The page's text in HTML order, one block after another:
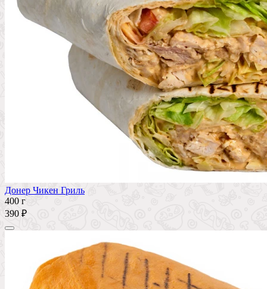
Донер Чикен Гриль
400 г
390 ₽